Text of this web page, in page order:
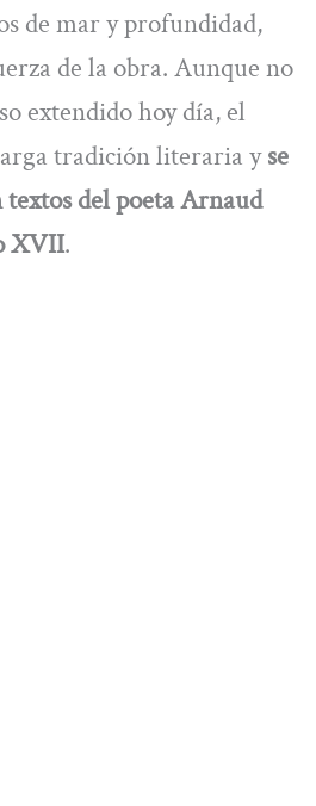
de mar y profundidad,
de la obra. Aunque no
extendido hoy día, el
tradición literaria yse
del poeta Arnaud
XVII.